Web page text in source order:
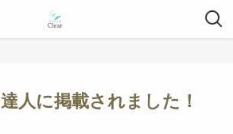
人に掲載されました！